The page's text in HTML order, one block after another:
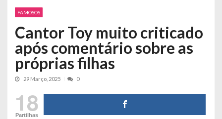
FAMOSOS
Cantor Toy muito criticado
após comentário sobre as
próprias filhas
29 Março, 2025 0
18
Partilhas